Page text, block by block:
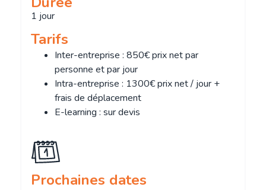
1 jour
Tarifs
Inter-entreprise : 850€ prix net par
personne et par jour
Intra-entreprise : 1300€ prix net / jour +
frais de déplacement
E-learning : sur devis
Prochaines dates